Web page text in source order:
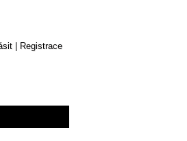
Registrace